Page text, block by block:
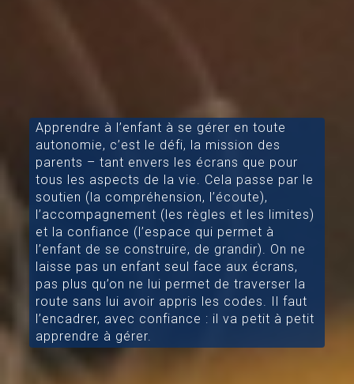
Apprendre à l’enfant à se gérer en toute
autonomie, c’est le défi, la mission des
parents – tant envers les écrans que pour
tous les aspects de la vie. Cela passe par le
soutien (la compréhension, l’écoute),
l’accompagnement (les règles et les limites)
et la confiance (l’espace qui permet à
l’enfant de se construire, de grandir). On ne
laisse pas un enfant seul face aux écrans,
pas plus qu’on ne lui permet de traverser la
route sans lui avoir appris les codes. Il faut
l’encadrer, avec confiance : il va petit à petit
apprendre à gérer.